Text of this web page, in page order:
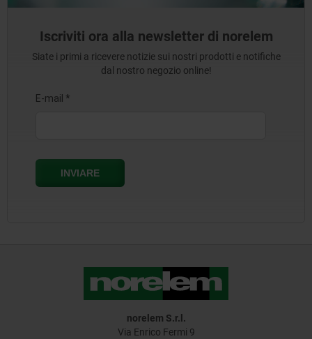
Iscriviti ora alla newsletter di norelem
Siate i primi a ricevere notizie sui nostri prodotti e notifiche
dal nostro negozio online!
norelem S.r.l.
Via Enrico Fermi 9